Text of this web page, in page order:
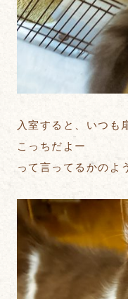
入室すると、いつも
こっちだよー
って言ってるかのよ